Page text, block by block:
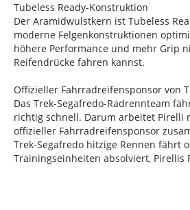
Tubeless Ready-Konstruktion
Der Aramidwulstkern ist Tubeless
moderne Felgenkonstruktionen
höhere Performance und mehr Grip
Reifendrücke fahren kannst.
Offizieller Fahrradreifensponsor von
Das Trek-Segafredo-Radrennteam
richtig schnell. Darum arbeitet Pirelli
offizieller Fahrradreifensponsor
Trek-Segafredo hitzige Rennen fährt
Trainingseinheiten absolviert, Pirellis